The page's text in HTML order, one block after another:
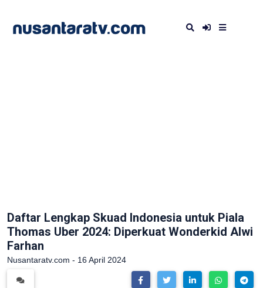
Daftar Lengkap Skuad Indonesia untuk Piala
Thomas Uber 2024: Diperkuat Wonderkid Alwi
Farhan
Nusantaratv.com - 16 April 2024